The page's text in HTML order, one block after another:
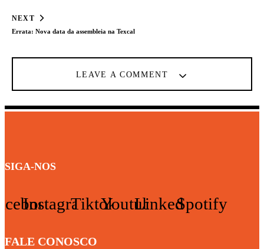
NEXT
Errata: Nova data da assembleia na Texcal
LEAVE A COMMENT
SIGA-NOS
InstagramTiktokYoutubeLinkedinSpotify
FALE CONOSCO